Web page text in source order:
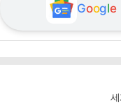
Google